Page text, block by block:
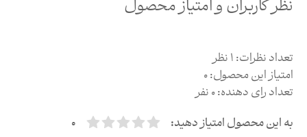
نظر کاربران و امتیاز محصول
تعداد نظرات:1نظر
امتیاز این محصول:0
تعداد رای دهنده:0نفر
به این محصول امتیاز دهید:
0